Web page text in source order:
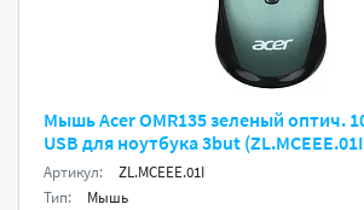
Мышь Acer OMR135 зеленый оптич.
USB для ноутбука 3but
Артикул:
ZL.MCEEE.01I
Тип:
Мышь